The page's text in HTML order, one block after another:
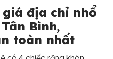
địa chỉ nhổ
Bình,
toàn nhất